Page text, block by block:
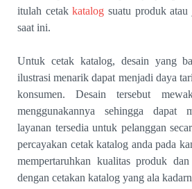
itulah cetakkatalog suatu produk atau
saat ini.
Untuk cetak katalog, desain yang
ilustrasi menarik dapat menjadi daya
konsumen. Desain tersebut
menggunakannya sehingga dapat
layanan tersedia untuk pelanggan
percayakan cetak katalog anda pada
mempertaruhkan kualitas produk dan
dengan cetakan katalog yang ala